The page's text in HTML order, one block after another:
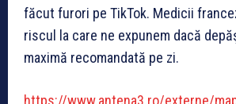
făcut furori pe TikTok. Medicii
riscul la care ne expunem dacă
maximă recomandată pe zi.
https://www.antena3.ro/externe/